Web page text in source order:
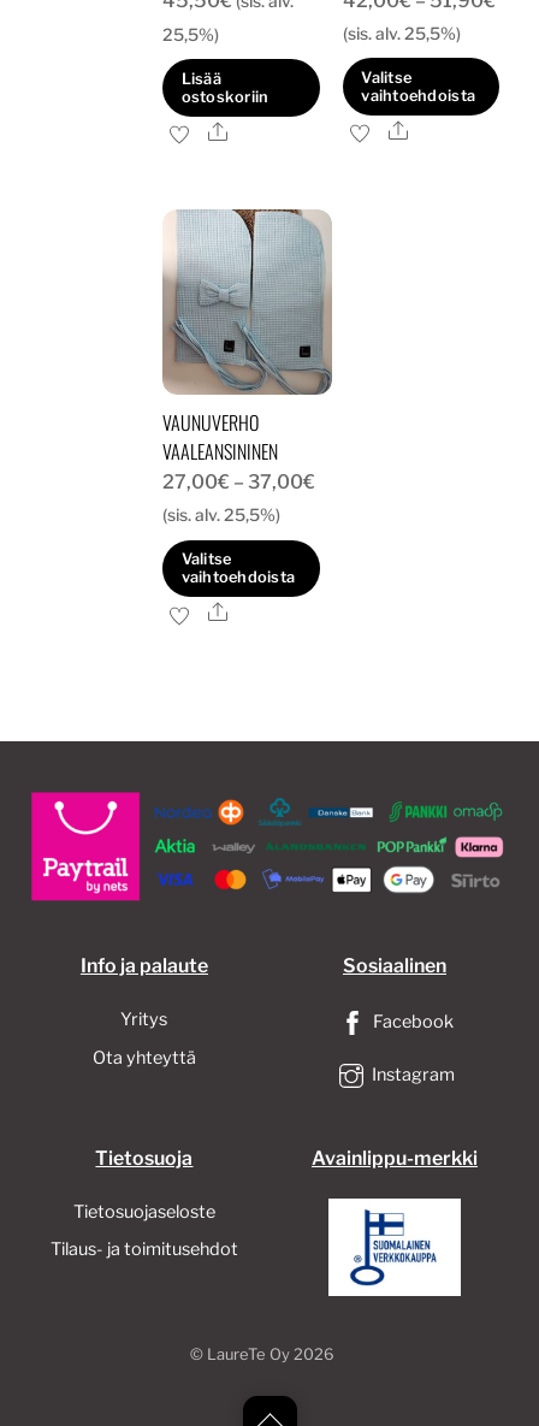
25,5%)
Lisää
ostoskoriin
Ale
(sis. alv. 25,5%)
Valitse
vaihtoehdoista
Tällä
Ale
VAUNUVERHO
VAALEANSININEN
27,00€ – 37,00€
-
37,00€
(sis. alv. 25,5%)
Valitse
vaihtoehdoista
Tällä
muunnelma.
tehdä
valinnat
tuotteen
Ale
Info ja palaute
Yritys
Ota yhteyttä
Sosiaalinen
Facebook
Instagram
Tietosuoja
Tietosuojaseloste
Tilaus- ja toimitusehdot
Avainlippu-merkki
Back
© LaureTe Oy2026